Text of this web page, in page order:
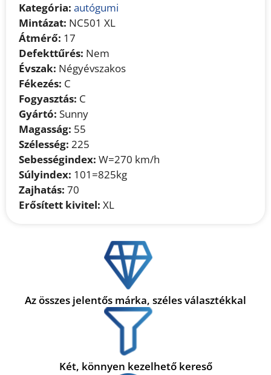
Kategória: autógumi
Mintázat: NC501 XL
Átmérő: 17
Defekttűrés: Nem
Évszak: Négyévszakos
Fékezés: C
Fogyasztás: C
Gyártó: Sunny
Magasság: 55
Szélesség: 225
Sebességindex: W=270 km/h
Súlyindex: 101=825kg
Zajhatás: 70
Erősített kivitel: XL
Az összes jelentős márka, széles választékkal
Két, könnyen kezelhető kereső